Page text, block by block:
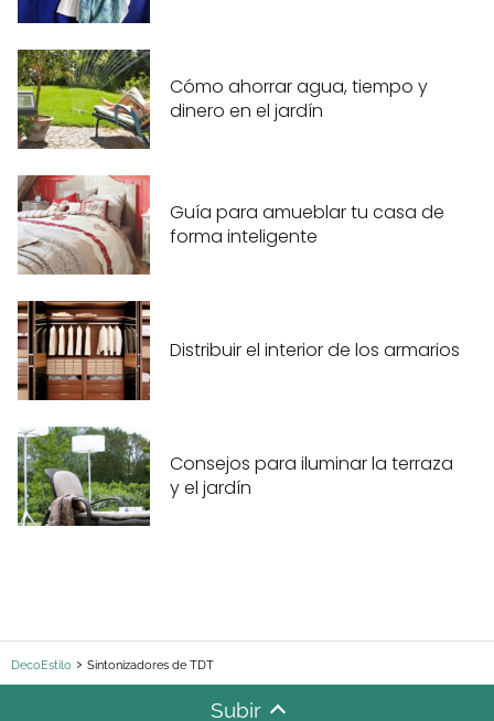
Cómo ahorrar agua, tiempo y
dinero en el jardín
Guía para amueblar tu casa de
forma inteligente
Distribuir el interior de los armarios
Consejos para iluminar la terraza
y el jardín
DecoEstilo Sintonizadores de TDT
Subir